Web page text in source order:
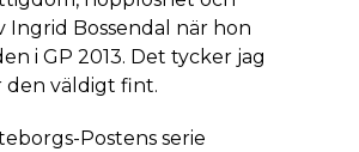
Ingrid Bossendal när hon
i GP 2013. Det tycker jag
den väldigt fint.
Postens serie